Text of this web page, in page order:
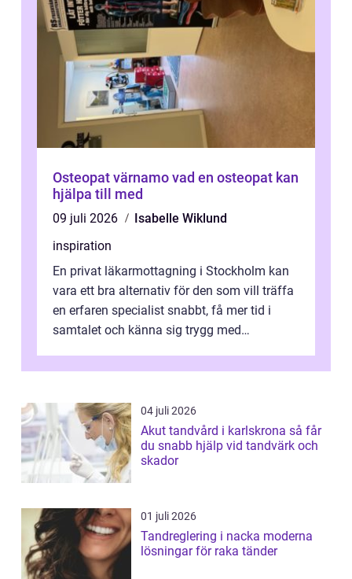
Osteopat värnamo vad en osteopat kan
hjälpa till med
09 juli 2026
Isabelle Wiklund
inspiration
En privat läkarmottagning i Stockholm kan
vara ett bra alternativ för den som vill träffa
en erfaren specialist snabbt, få mer tid i
samtalet och känna sig trygg med
04 juli 2026
Akut tandvård i karlskrona så får
du snabb hjälp vid tandvärk och
skador
01 juli 2026
Tandreglering i nacka moderna
lösningar för raka tänder